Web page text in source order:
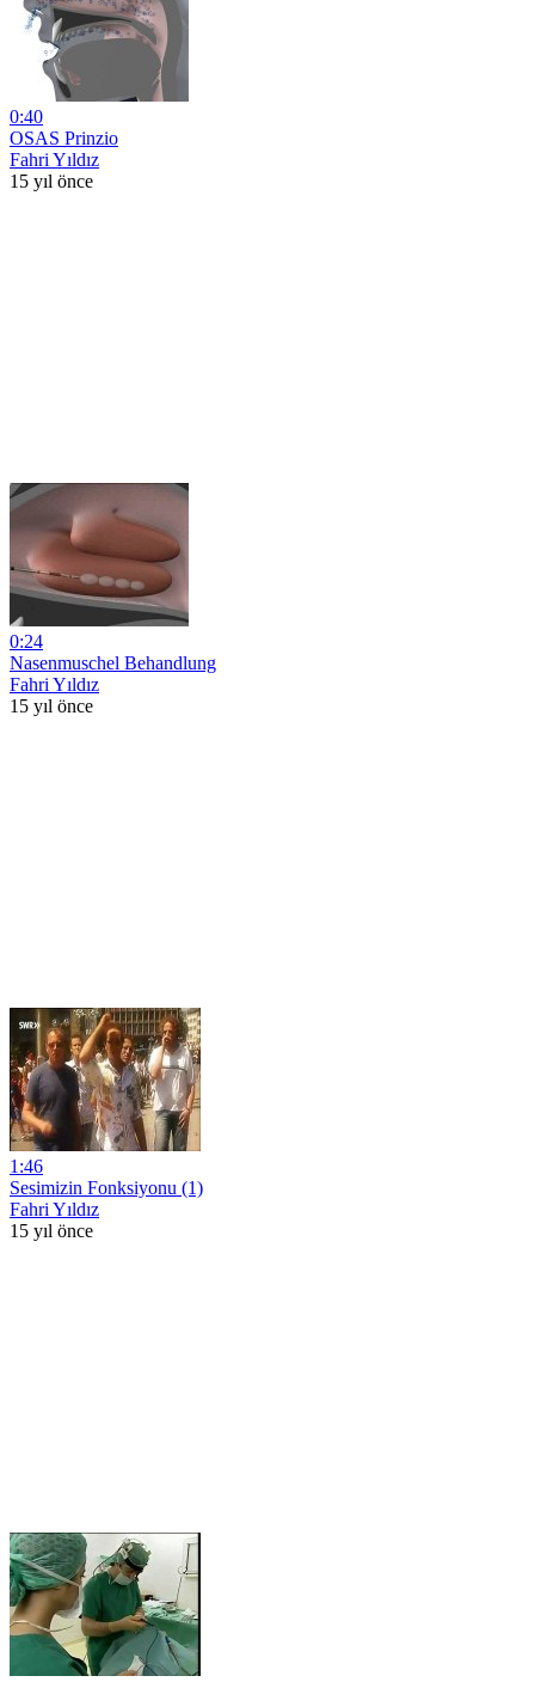
0:40
OSAS Prinzio
Fahri Yıldız
15 yıl önce
0:24
Nasenmuschel Behandlung
Fahri Yıldız
15 yıl önce
1:46
Sesimizin Fonksiyonu (1)
Fahri Yıldız
15 yıl önce